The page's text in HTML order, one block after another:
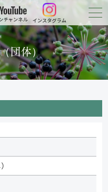
チャンネル インスタグラム
ついて
加する
ダウンロード
わせ
団体）